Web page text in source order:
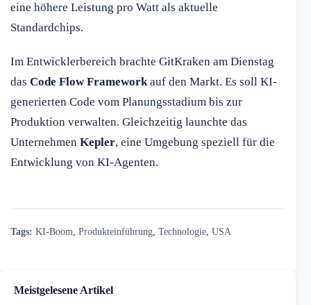
eine höhere Leistung pro Watt als aktuelle
Standardchips.
Im Entwicklerbereich brachte GitKraken am Dienstag
das Code Flow Frameworkauf den Markt. Es soll KI-
generierten Code vom Planungsstadium bis zur
Produktion verwalten. Gleichzeitig launchte das
Unternehmen Kepler, eine Umgebung speziell für die
Entwicklung von KI-Agenten.
Tags: KI-Boom Produkteinführung Technologie USA
Meistgelesene Artikel